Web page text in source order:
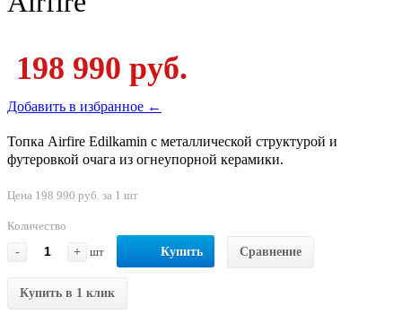
198 990 руб.
Добавить в избранное ←
Топка Airfire Edilkamin с металлической структурой и
футеровкой очага из огнеупорной керамики.
Цена 198 990 руб. за 1 шт
Количество
-
+ шт Купить Сравнение
Купить в 1 клик